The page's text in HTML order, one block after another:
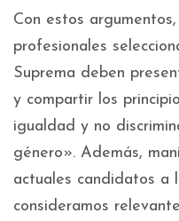
Con estos
profesionales
Suprema deben
y compartir los
igualdad y no
género». Además,
actuales candidatos a
consideramos